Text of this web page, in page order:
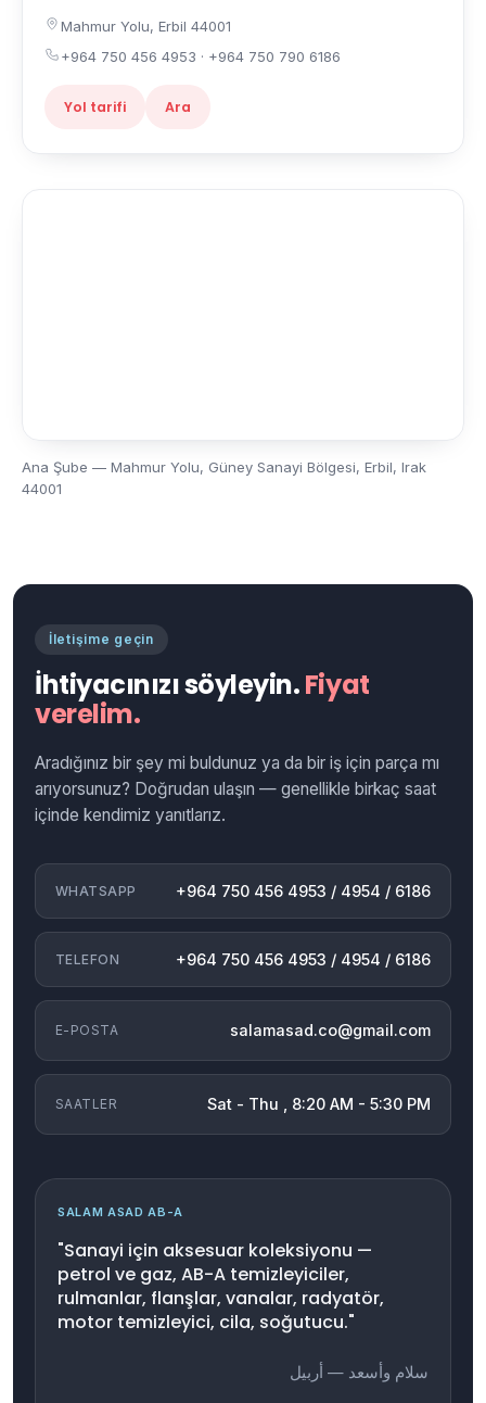
Mahmur Yolu, Erbil 44001
+964 750 456 4953 · +964 750 790 6186
Yol tarifi Ara
Ana Şube — Mahmur Yolu, Güney Sanayi Bölgesi, Erbil, Irak
44001
İletişime geçin
İhtiyacınızı söyleyin.Fiyat
verelim.
Aradığınız bir şey mi buldunuz ya da bir iş için parça mı
arıyorsunuz? Doğrudan ulaşın — genellikle birkaç saat
içinde kendimiz yanıtlarız.
WHATSAPP +964 750 456 4953 / 4954 / 6186
TELEFON +964 750 456 4953 / 4954 / 6186
E-POSTA salamasad.co@gmail.com
SAATLER Sat - Thu , 8:20 AM - 5:30 PM
SALAM ASAD AB-A
"Sanayi için aksesuar koleksiyonu —
petrol ve gaz, AB-A temizleyiciler,
rulmanlar, flanşlar, vanalar, radyatör,
motor temizleyici, cila, soğutucu."
سلام وأسعد — أربيل